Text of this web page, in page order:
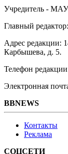
Учредитель -
Главный
Адрес редакции:
Карбышева, д. 5.
Телефон
Электронная
BBNEWS
Контакты
Реклама
СОЦСЕТИ